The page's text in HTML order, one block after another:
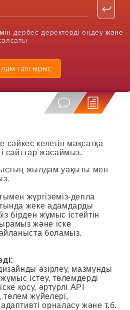
дербес деректерді өңдеу және
тапсырыс
сәйкес келетін мақсатқа
сайттар жасаймыз.
жылдам уақыты мен
жүргіземіз-депла
жеке адамдарды
бірден жұмыс істейтін
және іске
боламыз.
әзірлеу, мазмұнды
істеу, төлемдерді
қосу, әртүрлі API
төлем жүйелері,
орналасу және т.б.